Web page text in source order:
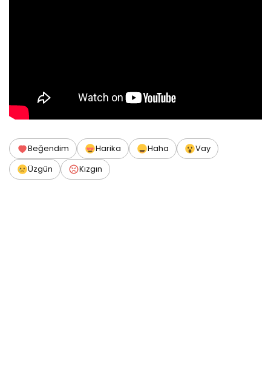
Beğendim Harika Haha
Vay
Üzgün
Kızgın